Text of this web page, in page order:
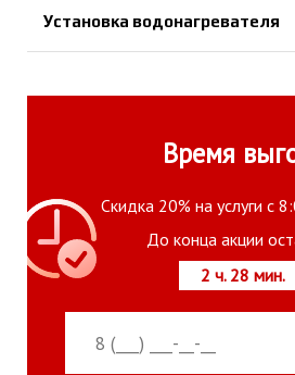
Установка водонагревателя
Время
Скидка 20% на услуги с
До конца акции
2 ч. 28 мин.